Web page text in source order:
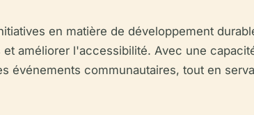
en matière de développement
améliorer l'accessibilité. Avec une
événements communautaires, tout en